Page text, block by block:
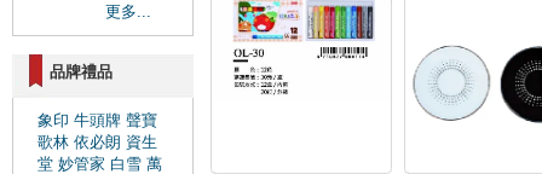
更多...
品牌禮品
象印 牛頭牌 聲寶
歌林 依必朗 資生
堂 妙管家 白雪 萬